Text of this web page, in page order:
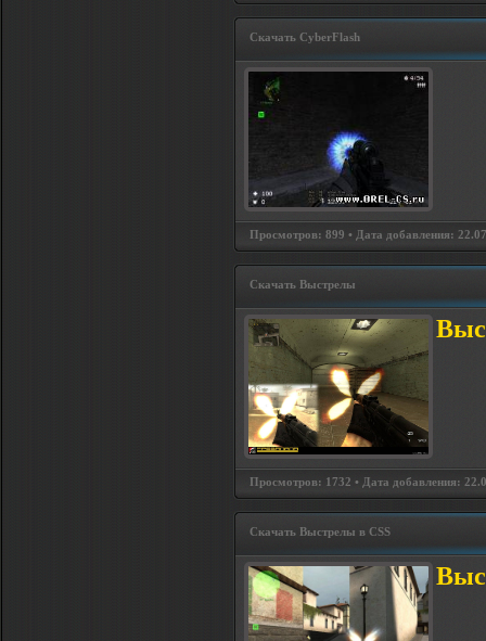
Скачать CyberFlash
Просмотров: 899 • Дата добавления:
Скачать Выстрелы
Просмотров: 1732 • Дата добавления:
Скачать Выстрелы в CSS